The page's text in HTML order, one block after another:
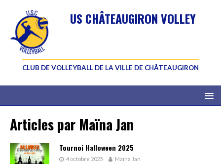
US CHÂTEAUGIRON VOLLEY
CLUB DE VOLLEYBALL DE LA VILLE DE CHÂTEAUGIRON
Articles par Maïna Jan
Tournoi Halloween 2025
4 octobre 2025 Maïna Jan